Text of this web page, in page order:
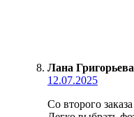
Лана Григорьева
12.07.2025
Со второго